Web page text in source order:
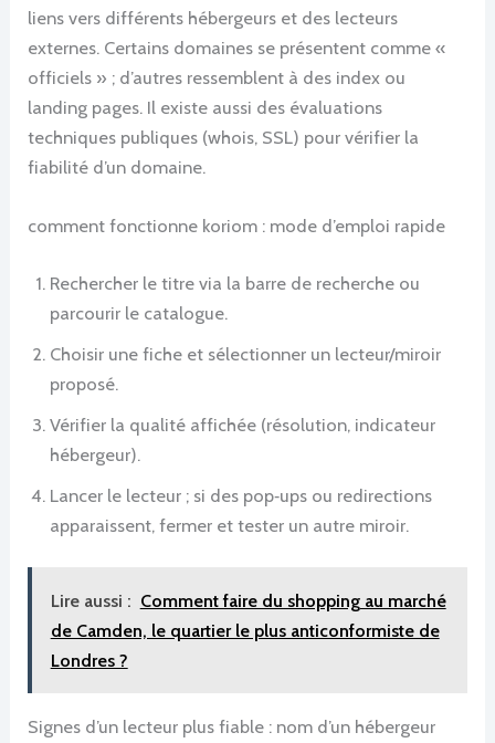
liens vers différents hébergeurs et des lecteurs
externes. Certains domaines se présentent comme «
officiels » ; d’autres ressemblent à des index ou
landing pages. Il existe aussi des évaluations
techniques publiques (whois, SSL) pour vérifier la
fiabilité d’un domaine.
comment fonctionne koriom : mode d’emploi rapide
Rechercher le titre via la barre de recherche ou
parcourir le catalogue.
Choisir une fiche et sélectionner un lecteur/miroir
proposé.
Vérifier la qualité affichée (résolution, indicateur
hébergeur).
Lancer le lecteur ; si des pop‑ups ou redirections
apparaissent, fermer et tester un autre miroir.
Lire aussi : Comment faire du shopping au marché
de Camden, le quartier le plus anticonformiste de
Londres ?
Signes d’un lecteur plus fiable : nom d’un hébergeur